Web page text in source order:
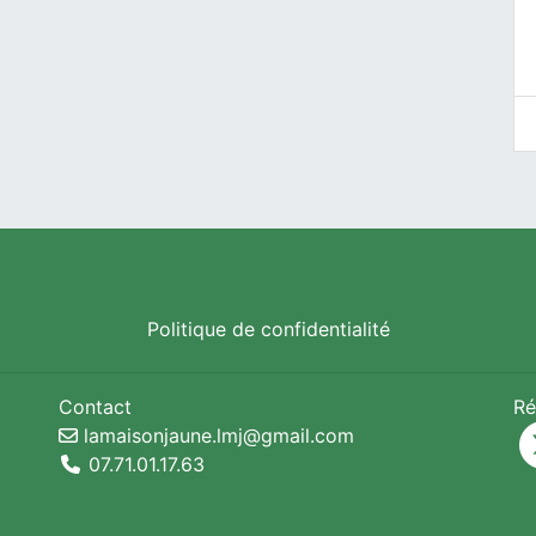
Politique de confidentialité
Contact
lamaisonjaune.lmj@gmail.com
07.71.01.17.63